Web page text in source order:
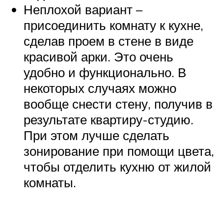
Неплохой вариант –
присоединить комнату к кухне,
сделав проем в стене в виде
красивой арки. Это очень
удобно и функционально. В
некоторых случаях можно
вообще снести стену, получив в
результате квартиру-студию.
При этом лучше сделать
зонирование при помощи цвета,
чтобы отделить кухню от жилой
комнаты.